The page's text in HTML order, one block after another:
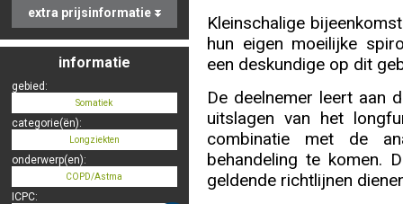
Zoek op kaart
Registreren
extra prijsinformatie
informatie
gebied:
Somatiek
categorie(ën):
Longziekten
onderwerp(en):
COPD/Astma
ICPC:
Kleinschalige
hun eigen moeilijke
een deskundige op dit
De deelnemer leert aan
uitslagen van het
combinatie met de
behandeling te komen.
geldende richtlijnen